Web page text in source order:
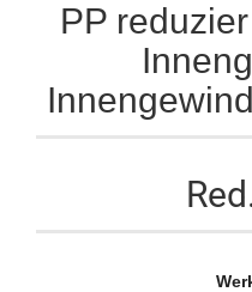
PP